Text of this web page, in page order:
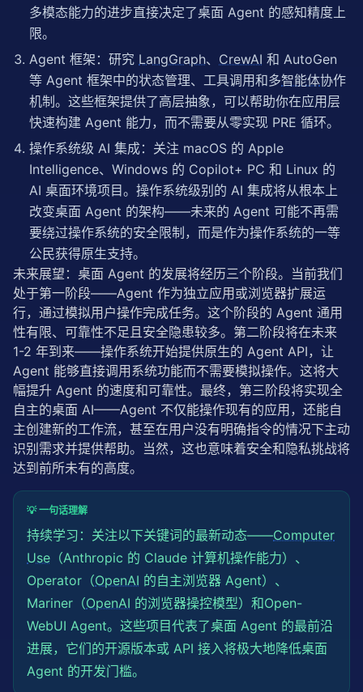
// 步骤 3: 执行 (Execution)
// 记录完整的历史
this.state.history.push({
        cycle:
        timestamp:
Date.now(),
        perception,
        reasoning: reasoning.summary,
        action: reasoning.action,
        result,
      });
// 判断任务状态
if (reasoning.taskComplete) {
this.state.taskCompleted =
console.log(`[Agent] 任务完成（
      }
else if
(result.error &&
this
.state.taskFailed = true;
this.state.failureReason = result.error;
console.log(`[Agent] 任务失败:
      }
// 循环间隔
await new Promise(r => setTimeout (r,
    }
return this.state;
  }
,
// 简化版：获取页面标题和 URL
const
pages = await this.browser. pages
if
(pages.length === 0) return { empty: true
const page = pages[0];
return {
      title:
await page.title(),
// 实际实现应包含更全面的 DOM 感知
    };
  }
多模态能力的进步直接决定了桌面 Agent 的感知精度上
限。
Agent 框架：研究 LangGraph、 CrewAI 和 AutoGen
等 Agent 框架中的状态管理、工具调用和多智能体协作
机制。这些框架提供了高层抽象，可以帮助你在应用层
快速构建 Agent 能力，而不需要从零实现 PRE 循环。
操作系统级 AI 集成：关注 macOS 的 Apple
Intelligence、Windows 的 Copilot+ PC 和 Linux 的
AI 桌面环境项目。操作系统级别的 AI 集成将从根本上
改变桌面 Agent 的架构——未来的 Agent 可能不再需
要绕过操作系统的安全限制，而是作为操作系统的一等
公民获得原生支持。
未来展望：桌面 Agent 的发展将经历三个阶段。当前我们
处于第一阶段——Agent 作为独立应用或浏览器扩展运
行，通过模拟用户操作完成任务。这个阶段的 Agent 通用
性有限、可靠性不足且安全隐患较多。第二阶段将在未来
1-2 年到来——操作系统开始提供原生的 Agent API，让
Agent 能够直接调用系统功能而不需要模拟操作。这将大
幅提升 Agent 的速度和可靠性。最终，第三阶段将实现全
自主的桌面 AI——Agent 不仅能操作现有的应用，还能自
主创建新的工作流，甚至在用户没有明确指令的情况下主动
识别需求并提供帮助。当然，这也意味着安全和隐私挑战将
达到前所未有的高度。
💡 一句话理解
持续学习：关注以下关键词的最新动态——Computer
Use （Anthropic 的 Claude 计算机操作能力）、
Operator（OpenAI 的自主浏览器 Agent）、
Mariner（OpenAI 的浏览器操控模型）和Open-
WebUI Agent。这些项目代表了桌面 Agent 的最前沿
进展，它们的开源版本或 API 接入将极大地降低桌面
Agent 的开发门槛。